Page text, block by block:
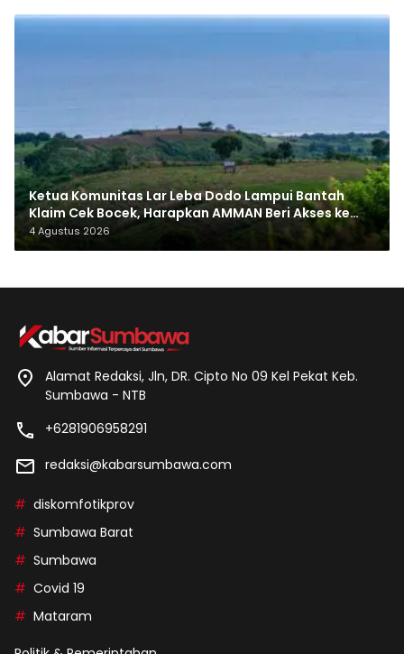
Ketua Komunitas Lar Leba Dodo Lampui Bantah
Klaim Cek Bocek, Harapkan AMMAN Beri Akses ke
Makam Leluhur
4 Agustus 2026
Alamat Redaksi, Jln, DR. Cipto No 09 Kel Pekat Keb.
Sumbawa - NTB
+6281906958291
redaksi@kabarsumbawa.com
diskomfotikprov
Sumbawa Barat
Sumbawa
Covid 19
Mataram